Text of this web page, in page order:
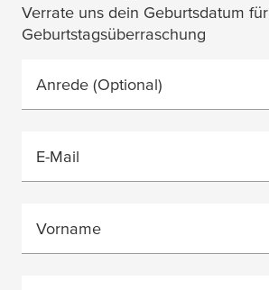
Verrate uns dein Geburtsdatum
Geburtstagsüberraschung
Anrede (Optional)
E-Mail
Vorname